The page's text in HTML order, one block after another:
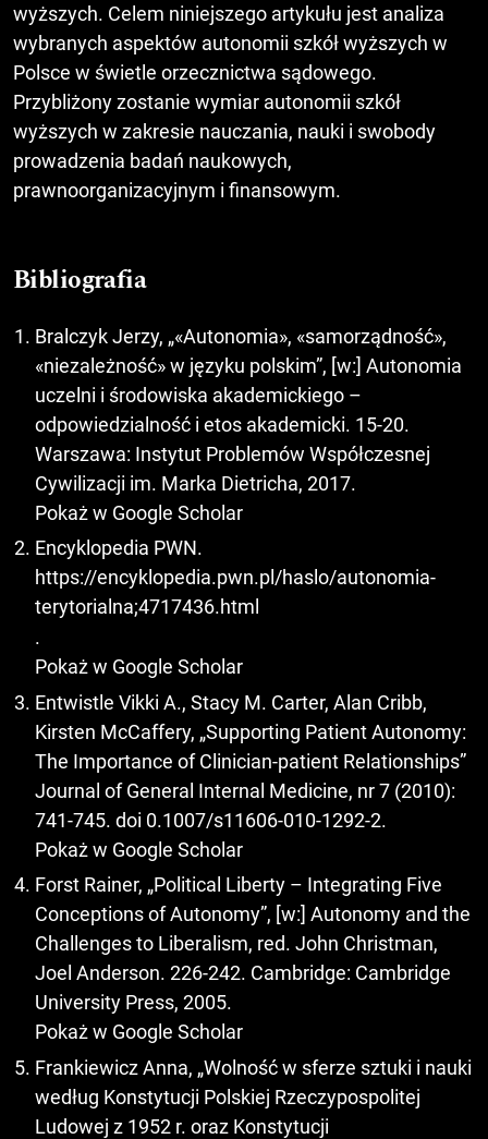
wyższych. Celem niniejszego artykułu jest analiza
wybranych aspektów autonomii szkół wyższych w
Polsce w świetle orzecznictwa sądowego.
Przybliżony zostanie wymiar autonomii szkół
wyższych w zakresie nauczania, nauki i swobody
prowadzenia badań naukowych,
prawnoorganizacyjnym i finansowym.
Bibliografia
Bralczyk Jerzy, „«Autonomia», «samorządność»,
«niezależność» w języku polskim”, [w:] Autonomia
uczelni i środowiska akademickiego –
odpowiedzialność i etos akademicki. 15-20.
Warszawa: Instytut Problemów Współczesnej
Cywilizacji im. Marka Dietricha, 2017.
Pokaż w Google Scholar
Encyklopedia PWN.
https://encyklopedia.pwn.pl/haslo/autonomia-
terytorialna;4717436.html
.
Pokaż w Google Scholar
Entwistle Vikki A., Stacy M. Carter, Alan Cribb,
Kirsten McCaffery, „Supporting Patient Autonomy:
The Importance of Clinician-patient Relationships”
Journal of General Internal Medicine, nr 7 (2010):
741-745. doi 0.1007/s11606-010-1292-2.
Pokaż w Google Scholar
Forst Rainer, „Political Liberty – Integrating Five
Conceptions of Autonomy”, [w:] Autonomy and the
Challenges to Liberalism, red. John Christman,
Joel Anderson. 226-242. Cambridge: Cambridge
University Press, 2005.
Pokaż w Google Scholar
Frankiewicz Anna, „Wolność w sferze sztuki i nauki
według Konstytucji Polskiej Rzeczypospolitej
Ludowej z 1952 r. oraz Konstytucji